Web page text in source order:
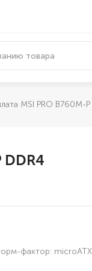
MSI PRO B760M-
DDR4
фактор: